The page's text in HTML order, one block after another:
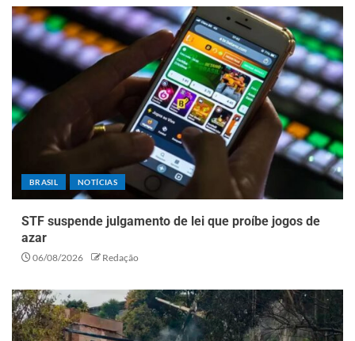
BRASIL NOTÍCIAS
STF suspende julgamento de lei que proíbe jogos de
azar
06/08/2026 Redação